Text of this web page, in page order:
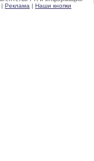
| Реклама | Наши кнопки